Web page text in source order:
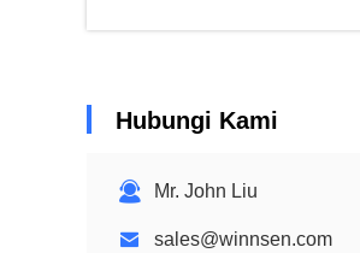
Hubungi Kami
Mr. John Liu
sales@winnsen.com